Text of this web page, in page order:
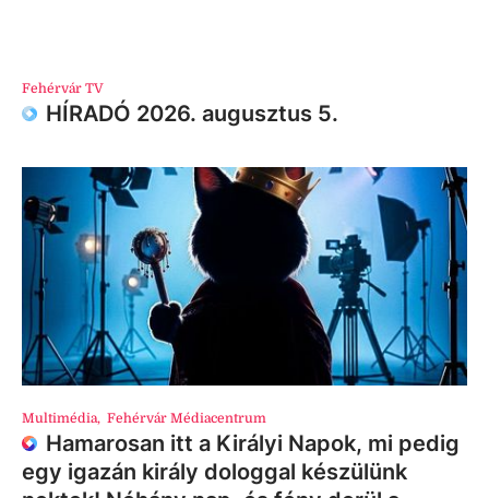
Fehérvár TV
HÍRADÓ 2026. augusztus 5.
Multimédia, Fehérvár Médiacentrum
Hamarosan itt a Királyi Napok, mi pedig
egy igazán király dologgal készülünk